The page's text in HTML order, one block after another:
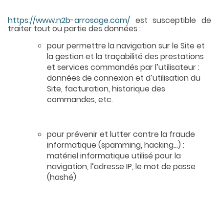
https://www.n2b-arrosage.com/ est susceptible de
traiter tout ou partie des données :
pour permettre la navigation sur le Site et
la gestion et la traçabilité des prestations
et services commandés par l’utilisateur :
données de connexion et d’utilisation du
Site, facturation, historique des
commandes, etc.
pour prévenir et lutter contre la fraude
informatique (spamming, hacking…) :
matériel informatique utilisé pour la
navigation, l’adresse IP, le mot de passe
(hashé)